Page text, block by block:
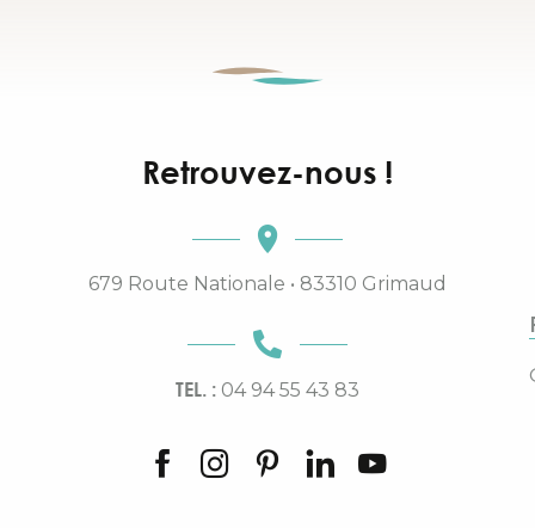
Retrouvez-nous !
679 Route Nationale • 83310 Grimaud
TEL. : 04 94 55 43 83